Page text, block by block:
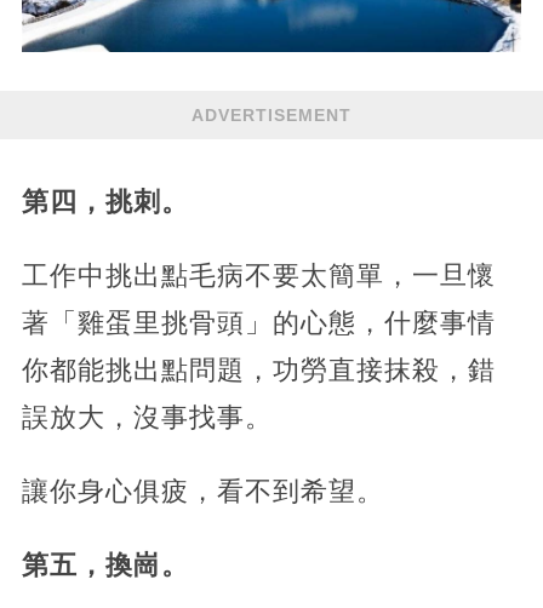
ADVERTISEMENT
第四，挑刺。
工作中挑出點毛病不要太簡單，一旦懷
著「雞蛋里挑骨頭」的心態，什麼事情
你都能挑出點問題，功勞直接抹殺，錯
誤放大，沒事找事。
讓你身心俱疲，看不到希望。
第五，換崗。